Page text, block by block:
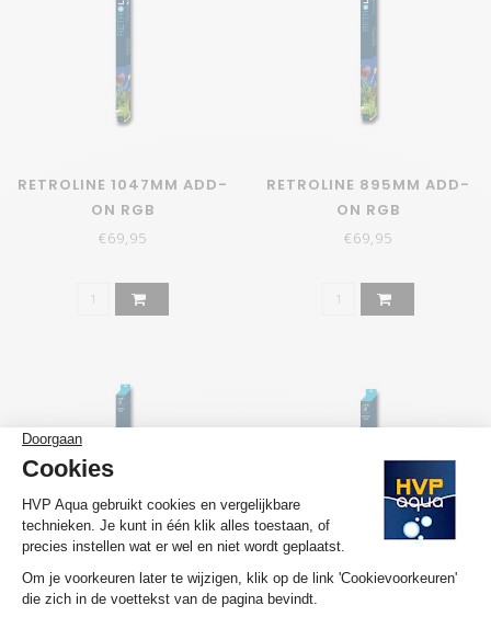
RETROLINE 1047MM ADD-
ON RGB
€69,95
RETROLINE 895MM ADD-
ON RGB
€69,95